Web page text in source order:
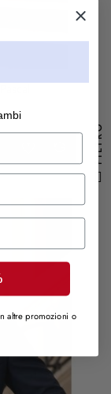
FILTRO
altre promozioni o